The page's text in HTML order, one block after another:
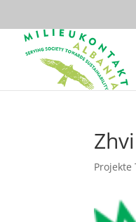
Projekte